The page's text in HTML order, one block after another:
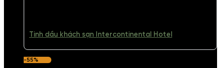
Tinh dầu khách sạn Intercontinental Hotel
-55%